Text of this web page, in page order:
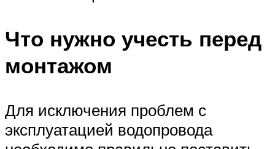
Что нужно учесть перед
монтажом
Для исключения проблем с
эксплуатацией водопровода